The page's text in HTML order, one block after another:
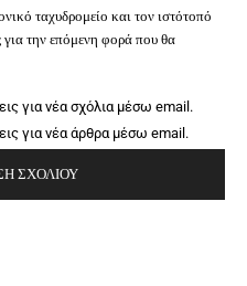
ταχυδρομείο και τον ιστότοπό
την επόμενη φορά που θα
για νέα σχόλια μέσω email.
για νέα άρθρα μέσω email.